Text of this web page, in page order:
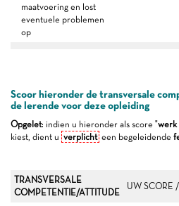
maatvoering en lost
eventuele problemen
op
Scoor hieronder de transversale
de lerende voor deze opleiding
Opgelet: indien u hieronder als score "werk
kiest, dient u verplicht een begeleidende
TRANSVERSALE
COMPETENTIE/ATTITUDE
UW SCORE